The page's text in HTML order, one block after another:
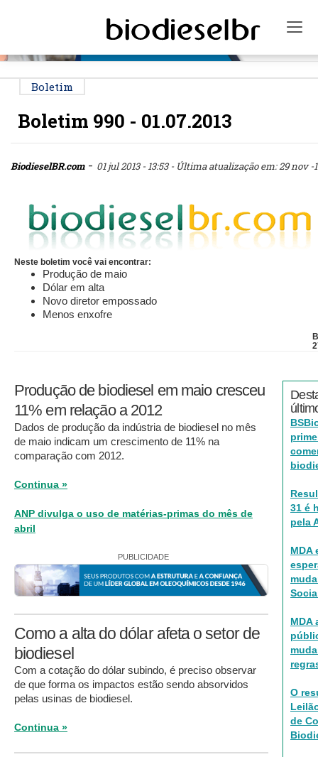
Boletim
Boletim 990 - 01.07.2013
BiodieselBR.com- 01 jul 2013 - 13:53 - Última atualização em: 29 nov -
Neste boletim você vai encontrar:
Produção de maio
Dólar em alta
Novo diretor empossado
Menos enxofre
Produção de biodiesel em maio cresceu
11% em relação a 2012
Dados de produção da indústria de biodiesel no mês
de maio indicam um crescimento de 11% na
comparação com 2012.
Continua »
ANP divulga o uso de matérias-primas do mês de
abril
PUBLICIDADE
Como a alta do dólar afeta o setor de
biodiesel
Com a cotação do dólar subindo, é preciso observar
de que forma os impactos estão sendo absorvidos
pelas usinas de biodiesel.
Continua »
31 é
pela
MDA
MDA
O
de